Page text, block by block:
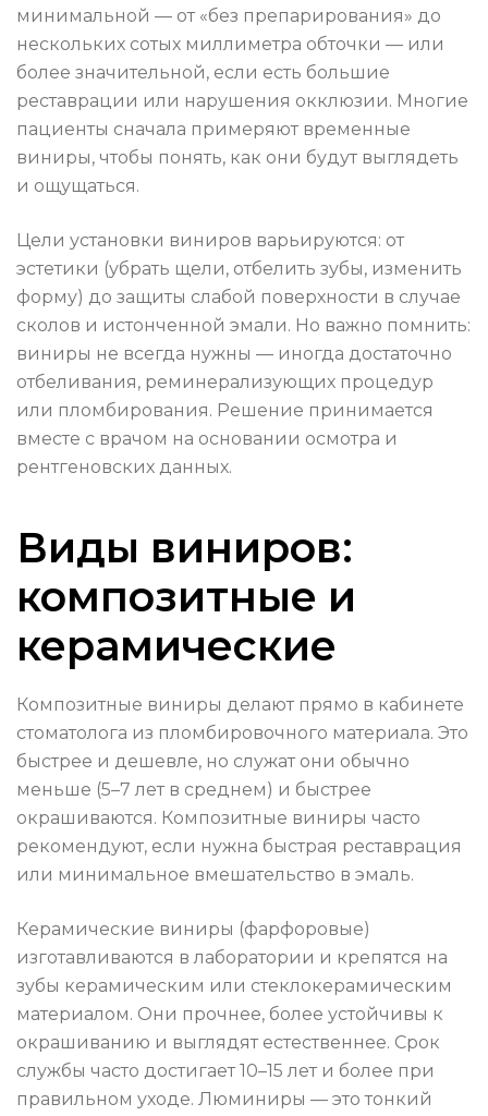
минимальной — от «без препарирования» до
нескольких сотых миллиметра обточки — или
более значительной, если есть большие
реставрации или нарушения окклюзии. Многие
пациенты сначала примеряют временные
виниры, чтобы понять, как они будут выглядеть
и ощущаться.
Цели установки виниров варьируются: от
эстетики (убрать щели, отбелить зубы, изменить
форму) до защиты слабой поверхности в случае
сколов и истонченной эмали. Но важно помнить:
виниры не всегда нужны — иногда достаточно
отбеливания, реминерализующих процедур
или пломбирования. Решение принимается
вместе с врачом на основании осмотра и
рентгеновских данных.
Виды виниров:
композитные и
керамические
Композитные виниры делают прямо в кабинете
стоматолога из пломбировочного материала. Это
быстрее и дешевле, но служат они обычно
меньше (5–7 лет в среднем) и быстрее
окрашиваются. Композитные виниры часто
рекомендуют, если нужна быстрая реставрация
или минимальное вмешательство в эмаль.
Керамические виниры (фарфоровые)
изготавливаются в лаборатории и крепятся на
зубы керамическим или стеклокерамическим
материалом. Они прочнее, более устойчивы к
окрашиванию и выглядят естественнее. Срок
службы часто достигает 10–15 лет и более при
правильном уходе. Люминиры — это тонкий